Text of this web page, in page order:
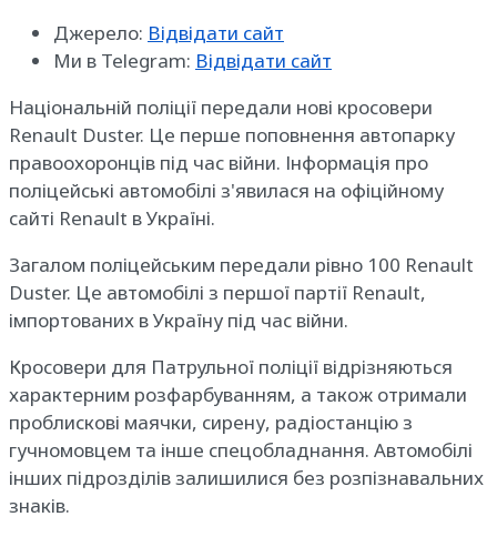
Джерело: Відвідати сайт
Ми в Telegram: Відвідати сайт
Національній поліції передали нові кросовери
Renault Duster. Це перше поповнення автопарку
правоохоронців під час війни. Інформація про
поліцейські автомобілі з'явилася на офіційному
сайті Renault в Україні.
Загалом поліцейським передали рівно 100 Renault
Duster. Це автомобілі з першої партії Renault,
імпортованих в Україну під час війни.
Кросовери для Патрульної поліції відрізняються
характерним розфарбуванням, а також отримали
проблискові маячки, сирену, радіостанцію з
гучномовцем та інше спецобладнання. Автомобілі
інших підрозділів залишилися без розпізнавальних
знаків.